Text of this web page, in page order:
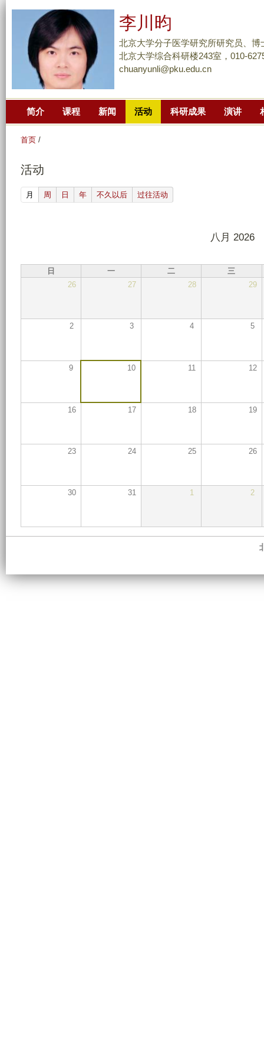
到
页
主
李川昀
北京大学分子医学研究所研究员、博
北京大学综合科研楼243室，010-
chuanyunli@pku.edu.cn
简介 课程 新闻 活动 科研成果 演讲
首页 /
活动
月 (active tab)
周 日 年 不久以后 过往活动
八月 2026
日 一 二
三
26
27 28 29
2 3 4 5
9 10 11 12
16 17 18 19
23 24 25 26
30 31 1 2